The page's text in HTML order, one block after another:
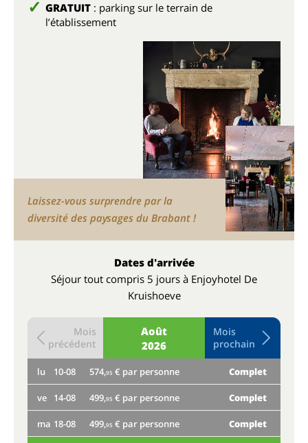
GRATUIT : parking sur le terrain de
l’établissement
Laissez-vous surprendre par la
diversité des paysages du Brabant !
Dates d'arrivée
Séjour tout compris 5 jours à Enjoyhotel De
Kruishoeve
Août
2026
Mois
précédent
Mois
prochain
lu 10-08 574,95 € par personne Complet
ve 14-08 499,95 € par personne Complet
ma 18-08 499,95 € par personne Complet